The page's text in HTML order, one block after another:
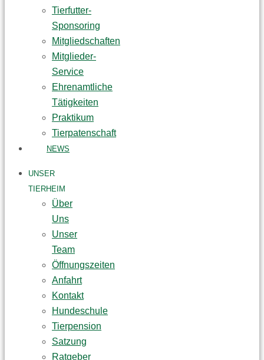
Tierfutter-
Sponsoring
Mitgliedschaften
Mitglieder-
Service
Ehrenamtliche
Tätigkeiten
Praktikum
Tierpatenschaft
NEWS
UNSER
TIERHEIM
Über
Uns
Unser
Team
Öffnungszeiten
Anfahrt
Kontakt
Hundeschule
Tierpension
Satzung
Ratgeber